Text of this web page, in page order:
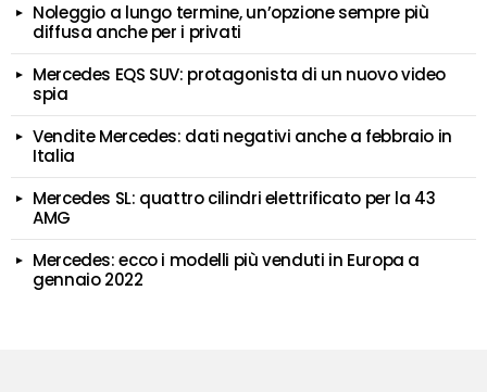
Noleggio a lungo termine, un’opzione sempre più
diffusa anche per i privati
Mercedes EQS SUV: protagonista di un nuovo video
spia
Vendite Mercedes: dati negativi anche a febbraio in
Italia
Mercedes SL: quattro cilindri elettrificato per la 43
AMG
Mercedes: ecco i modelli più venduti in Europa a
gennaio 2022